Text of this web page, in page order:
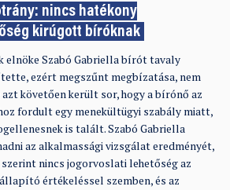
nincs hatékony
kirúgott bíróknak
elnöke Szabó Gabriella bírót tavaly
ezért megszűnt megbízatása, nem
követően került sor, hogy a bírónő az
fordult egy menekültügyi szabály miatt,
is talált. Szabó Gabriella
az alkalmassági vizsgálat eredményét,
nincs jogorvoslati lehetőség az
értékeléssel szemben, és az